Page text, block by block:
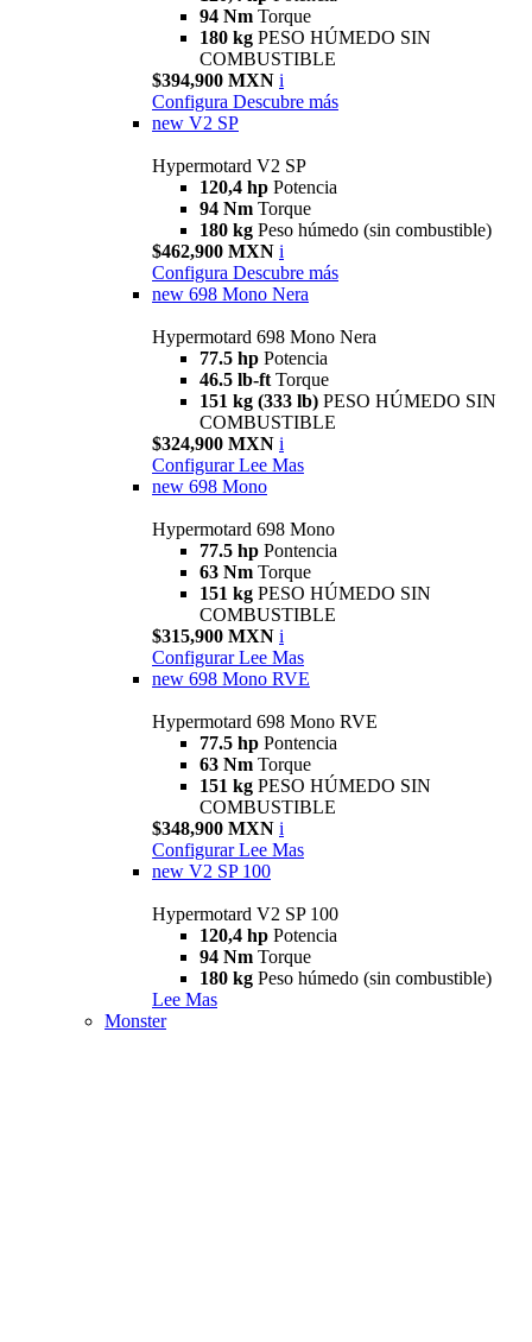
94 Nm Torque
180 kg PESO HÚMEDO SIN
COMBUSTIBLE
$394,900 MXN i
Configura Descubre más
new V2 SP
Hypermotard V2 SP
120,4 hp Potencia
94 Nm Torque
180 kg Peso húmedo (sin combustible)
$462,900 MXN i
Configura Descubre más
new 698 Mono Nera
Hypermotard 698 Mono Nera
77.5 hp Potencia
46.5 lb-ft Torque
151 kg (333 lb) PESO HÚMEDO SIN
COMBUSTIBLE
$324,900 MXN i
Configurar Lee Mas
new 698 Mono
Hypermotard 698 Mono
77.5 hp Pontencia
63 Nm Torque
151 kg PESO HÚMEDO SIN
COMBUSTIBLE
$315,900 MXN i
Configurar Lee Mas
new 698 Mono RVE
Hypermotard 698 Mono RVE
77.5 hp Pontencia
63 Nm Torque
151 kg PESO HÚMEDO SIN
COMBUSTIBLE
$348,900 MXN i
Configurar Lee Mas
new V2 SP 100
Hypermotard V2 SP 100
120,4 hp Potencia
94 Nm Torque
180 kg Peso húmedo (sin combustible)
Lee Mas
Monster